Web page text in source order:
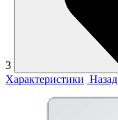
3
Характеристики Назад